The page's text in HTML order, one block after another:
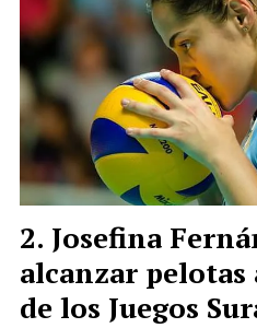
Josefina
alcanzar pelotas
de los Juegos